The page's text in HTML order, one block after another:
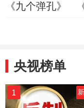
《九个弹孔》
央视榜单
1